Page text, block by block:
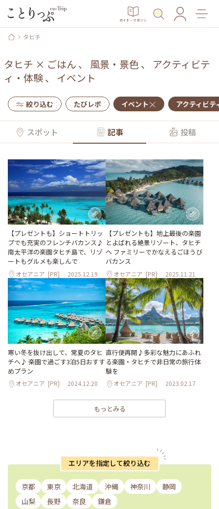
ガイド・マガジン
タヒチ
タヒチ × ごはん 、 風景・景色、 アクティビテ
ィ・体験、 イベント
絞り込む たびレポ イベント アクティビテ
スポット 記事 投稿
【プレゼントも】ショートトリッ
プでも充実のフレンチバカンス♪
南太平洋の楽園タヒチ島で、リゾ
ートもグルメも楽しんで
オセアニア [PR] 2025.12.19
【プレゼントも】地上最後の楽園
とよばれる絶景リゾート、タヒチ
へ ファミリーでかなえるごほうび
バカンス
オセアニア [PR] 2025.11.21
寒い冬を抜け出して、常夏のタヒ
チへ♪ 楽園で過ごす3泊5日おすす
めプラン
オセアニア [PR] 2024.12.20
直行便再開♪多彩な魅力にあふれ
る楽園・タヒチで非日常の旅行体
験を
オセアニア [PR] 2023.02.17
もっとみる
エリアを指定して絞り込む
京都 東京 北海道 沖縄 神奈川
静岡
山梨
長野 奈良 鎌倉